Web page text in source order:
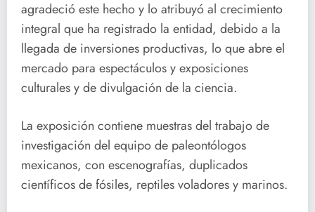
agradeció este hecho y lo atribuyó al crecimiento
integral que ha registrado la entidad, debido a la
llegada de inversiones productivas, lo que abre el
mercado para espectáculos y exposiciones
culturales y de divulgación de la ciencia.
La exposición contiene muestras del trabajo de
investigación del equipo de paleontólogos
mexicanos, con escenografías, duplicados
científicos de fósiles, reptiles voladores y marinos.